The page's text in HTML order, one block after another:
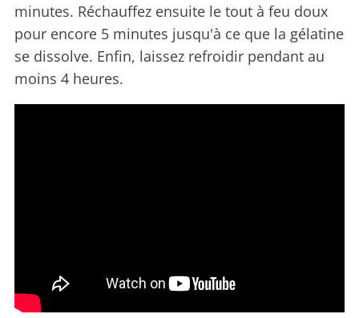
minutes. Réchauffez ensuite le tout à feu doux
pour encore 5 minutes jusqu'à ce que la gélatine
se dissolve. Enfin, laissez refroidir pendant au
moins 4 heures.